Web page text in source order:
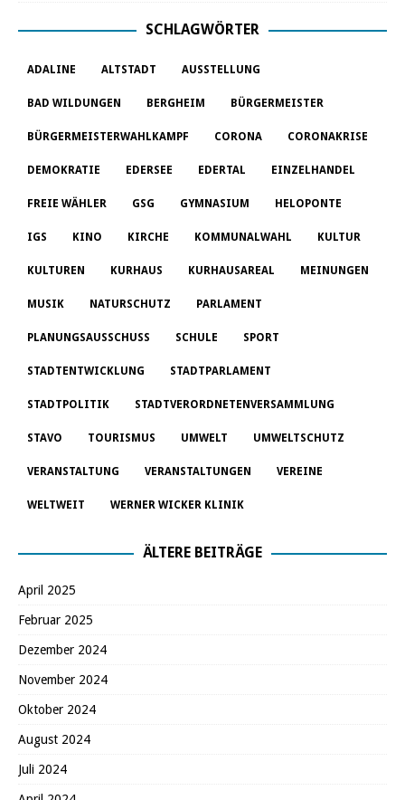
SCHLAGWÖRTER
ADALINE ALTSTADT AUSSTELLUNG
BAD WILDUNGEN BERGHEIM BÜRGERMEISTER
BÜRGERMEISTERWAHLKAMPF CORONA CORONAKRISE
DEMOKRATIE EDERSEE EDERTAL EINZELHANDEL
FREIE WÄHLER GSG GYMNASIUM HELOPONTE
IGS KINO KIRCHE KOMMUNALWAHL KULTUR
KULTUREN KURHAUS KURHAUSAREAL MEINUNGEN
MUSIK NATURSCHUTZ PARLAMENT
PLANUNGSAUSSCHUSS SCHULE SPORT
STADTENTWICKLUNG STADTPARLAMENT
STADTPOLITIK STADTVERORDNETENVERSAMMLUNG
STAVO TOURISMUS UMWELT UMWELTSCHUTZ
VERANSTALTUNG VERANSTALTUNGEN VEREINE
WELTWEIT WERNER WICKER KLINIK
ÄLTERE BEITRÄGE
April 2025
Februar 2025
Dezember 2024
November 2024
Oktober 2024
August 2024
Juli 2024